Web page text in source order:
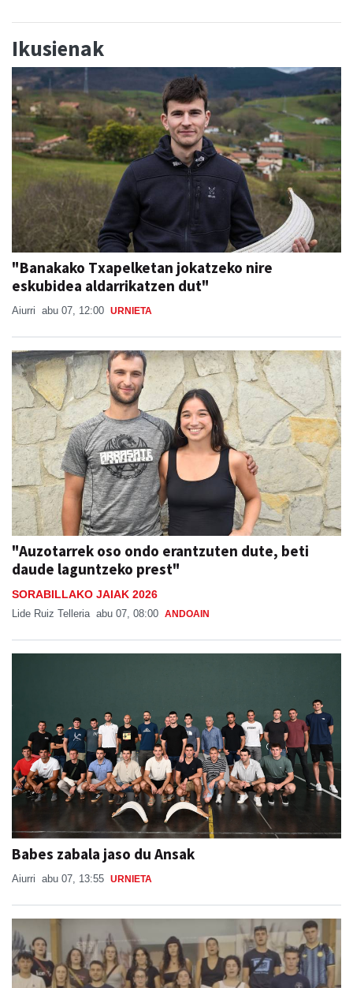
Ikusienak
"Banakako Txapelketan jokatzeko nire
eskubidea aldarrikatzen dut"
Aiurri abu 07, 12:00 URNIETA
"Auzotarrek oso ondo erantzuten dute, beti
daude laguntzeko prest"
SORABILLAKO JAIAK 2026
Lide Ruiz Telleria abu 07, 08:00 ANDOAIN
Babes zabala jaso du Ansak
Aiurri abu 07, 13:55 URNIETA